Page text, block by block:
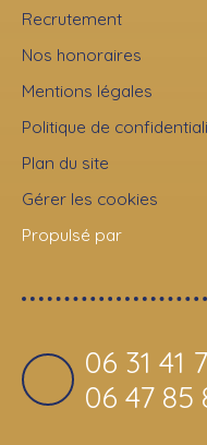
Recrutement
Nos honoraires
Mentions légales
Politique de
Plan du site
Gérer les cookies
Propulsé par
06 31 41
06 47 85